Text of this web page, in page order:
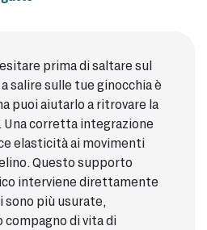
prima di saltare sul
salire sulle tue ginocchia è
puoi aiutarlo a ritrovare la
Una corretta integrazione
elasticità ai movimenti
Questo supporto
interviene direttamente
sono più usurate,
di vita di